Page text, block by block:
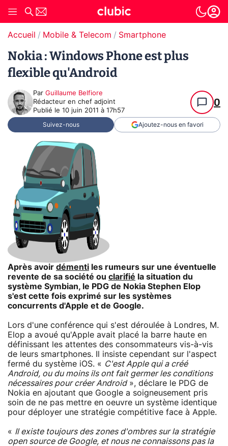
Accueil Mobile & Telecom Smartphone
Nokia : Windows Phone est plus
flexible qu'Android
Par Guillaume Belfiore
Rédacteur en chef adjoint
Publié le 10 juin 2011 à 17h57
0
Suivez-nous Ajoutez-nous en favori
Après avoir démenti les rumeurs sur une éventuelle
revente de sa société ou clarifié la situation du
système Symbian, le PDG de Nokia Stephen Elop
s'est cette fois exprimé sur les systèmes
concurrents d'Apple et de Google.
Lors d'une conférence qui s'est déroulée à Londres, M.
Elop a avoué qu'Apple avait placé la barre haute en
définissant les attentes des consommateurs vis-à-vis
de leurs smartphones. Il insiste cependant sur l'aspect
fermé du système iOS. « C'est Apple qui a créé
Android, ou du moins ils ont fait germer les conditions
nécessaires pour créer Android», déclare le PDG de
Nokia en ajoutant que Google a soigneusement pris
soin de ne pas mettre en oeuvre un système identique
pour déployer une stratégie compétitive face à Apple.
« Il existe toujours des zones d'ombres sur la stratégie
open source de Google, et nous ne connaissons pas la